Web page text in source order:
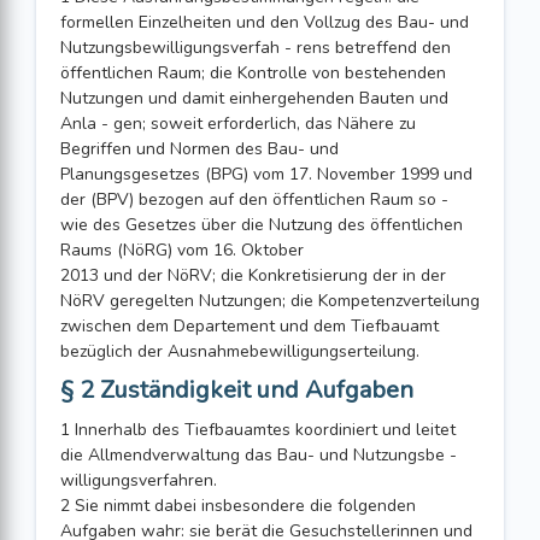
formellen Einzelheiten und den Vollzug des Bau- und
Nutzungsbewilligungsverfah - rens betreffend den
öffentlichen Raum; die Kontrolle von bestehenden
Nutzungen und damit einhergehenden Bauten und
Anla - gen; soweit erforderlich, das Nähere zu
Begriffen und Normen des Bau- und
Planungsgesetzes (BPG) vom 17. November 1999 und
der (BPV) bezogen auf den öffentlichen Raum so -
wie des Gesetzes über die Nutzung des öffentlichen
Raums (NöRG) vom 16. Oktober
2013 und der NöRV; die Konkretisierung der in der
NöRV geregelten Nutzungen; die Kompetenzverteilung
zwischen dem Departement und dem Tiefbauamt
bezüglich der Ausnahmebewilligungserteilung.
§ 2 Zuständigkeit und Aufgaben
1 Innerhalb des Tiefbauamtes koordiniert und leitet
die Allmendverwaltung das Bau- und Nutzungsbe -
willigungsverfahren.
2 Sie nimmt dabei insbesondere die folgenden
Aufgaben wahr: sie berät die Gesuchstellerinnen und